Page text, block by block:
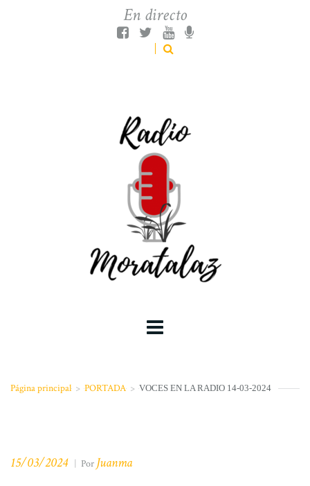
En directo
Página principal > PORTADA > VOCES EN LA RADIO 14-03-2024
15/03/2024 | Por Juanma